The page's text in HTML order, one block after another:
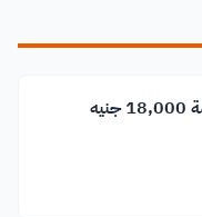
منحة مايلز مورلاند للكتّاب الأفارقة بقيمة 18,000 جنيه